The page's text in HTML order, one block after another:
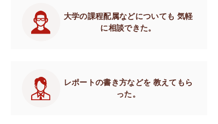
大学の課程配属などについても 気軽
に相談できた。
レポートの書き方などを 教えてもら
った。